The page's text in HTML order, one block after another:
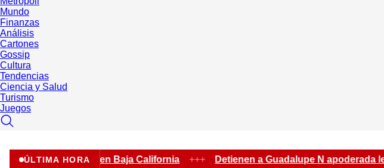
Mundo
Finanzas
Análisis
Cartones
Gossip
Cultura
Tendencias
Ciencia y Salud
Turismo
Juegos
ÚLTIMA HORA
fiscal en Baja California +++ Detienen a Guadalupe N apoderada legal